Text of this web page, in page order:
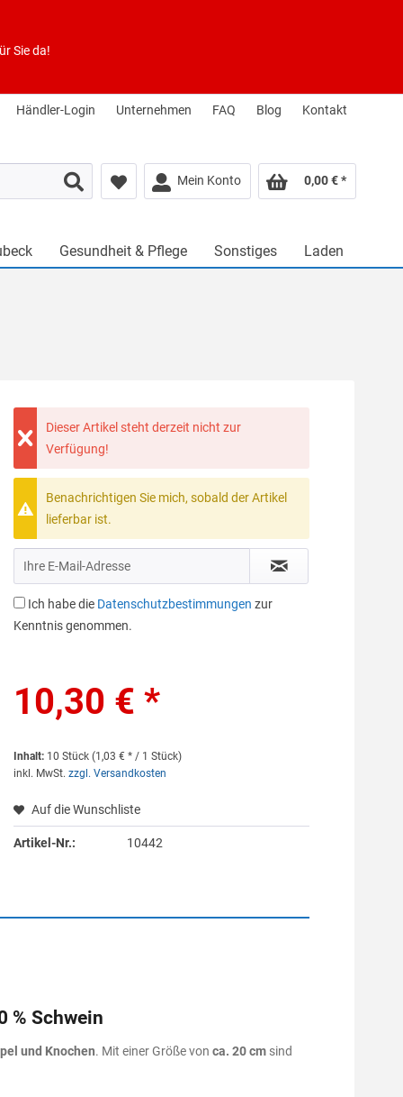
Sie da!
Händler-Login Unternehmen FAQ Blog Kontakt
Mein Konto 0,00 € *
Gesundheit & Pflege Sonstiges Laden
Dieser Artikel steht derzeit nicht zur
Verfügung!
Benachrichtigen Sie mich, sobald der Artikel
lieferbar ist.
Ich habe die Datenschutzbestimmungen zur
Kenntnis genommen.
10,30 € *
Inhalt: 10 Stück (1,03 € * / 1 Stück)
inkl. MwSt. zzgl. Versandkosten
Auf die Wunschliste
Artikel-Nr.: 10442
% Schwein
und Knochen. Mit einer Größe von ca. 20 cmsind